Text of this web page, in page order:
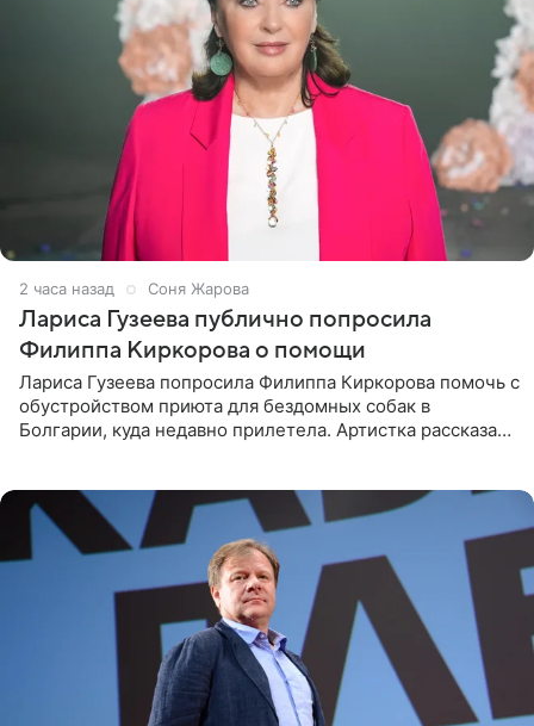
2 часа назад Соня Жарова
Лариса Гузеева публично попросила
Филиппа Киркорова о помощи
Лариса Гузеева попросила Филиппа Киркорова помочь с
обустройством приюта для бездомных собак в
Болгарии, куда недавно прилетела. Артистка рассказала